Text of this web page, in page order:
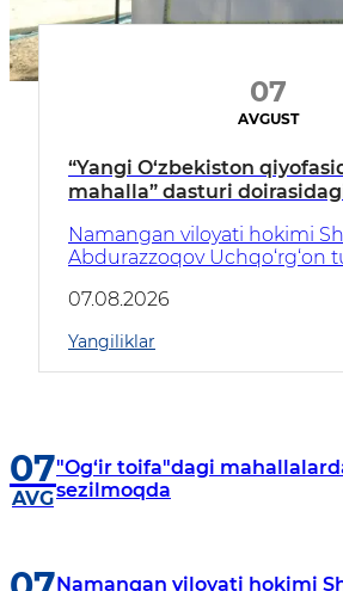
07
AVGUST
“Yangi O‘zbekiston
mahalla” dasturi
Namangan viloyati hokimi
Abdurazzoqov Uchqo‘rg‘on
PQ-298-sonli qarori asosida
07.08.2026
Yangiliklar
07
AVG
"Og‘ir toifa"dagi
sezilmoqda
Namangan viloyati hokimi